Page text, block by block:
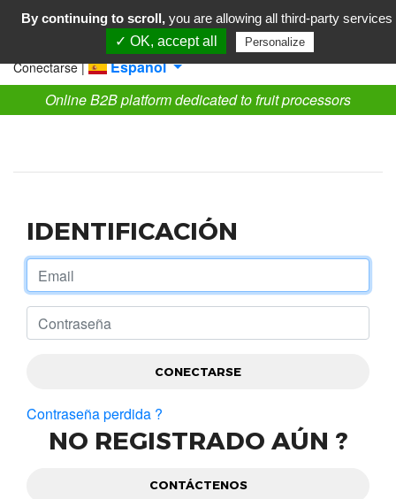
Conectarse |
Español
Online B2B platform dedicated to fruit processors
IDENTIFICACIÓN
CONECTARSE
Contraseña perdida ?
NO REGISTRADO AÚN ?
CONTÁCTENOS
By continuing to scroll, you are allowing all third-party services
✓ OK, accept all
Personalize